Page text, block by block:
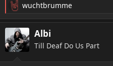
R
e
a
k
t
wuchtbrumme
Albi
Till Deaf Do Us Part